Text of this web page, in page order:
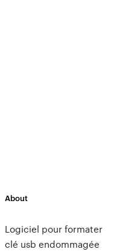
About
Logiciel pour formater
clé usb endommagée